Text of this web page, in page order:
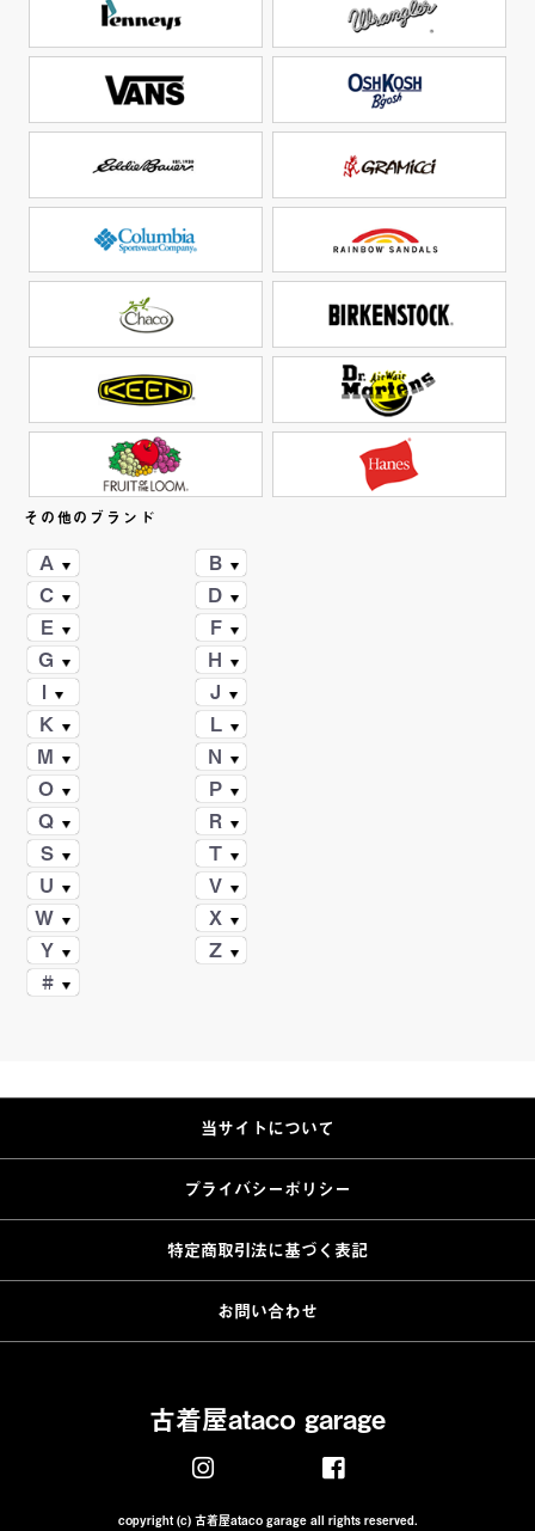
その他のブランド
A
B
C
D
E
F
G
H
J
K
M
N
O
P
Q
R
S
T
U
V
W
X
Y
Z
#
当サイトについて
プライバシーポリシー
特定商取引法に基づく表記
お問い合わせ
古着屋ataco garage
copyright (c) 古着屋ataco garage all rights reserved.